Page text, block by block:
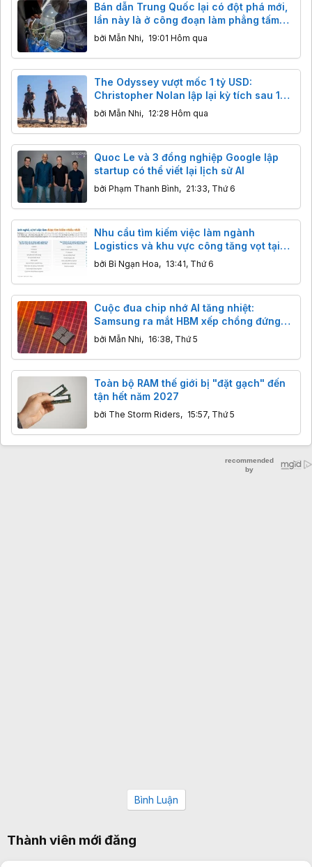
Bán dẫn Trung Quốc lại có đột phá mới,
lần này là ở công đoạn làm phẳng tấm
wafer
bởi Mẫn Nhi, 19:01 Hôm qua
The Odyssey vượt mốc 1 tỷ USD:
Christopher Nolan lập lại kỳ tích sau 14
năm
bởi Mẫn Nhi, 12:28 Hôm qua
Quoc Le và 3 đồng nghiệp Google lập
startup có thể viết lại lịch sử AI
bởi Phạm Thanh Bình, 21:33, Thứ 6
Nhu cầu tìm kiếm việc làm ngành
Logistics và khu vực công tăng vọt tại
Việt Nam
bởi Bỉ Ngạn Hoa, 13:41, Thứ 6
Cuộc đua chip nhớ AI tăng nhiệt:
Samsung ra mắt HBM xếp chồng đứng
và NAND 400 lớp
bởi Mẫn Nhi, 16:38, Thứ 5
Toàn bộ RAM thế giới bị "đặt gạch" đến
tận hết năm 2027
bởi The Storm Riders, 15:57, Thứ 5
Bình Luận
Thành viên mới đăng